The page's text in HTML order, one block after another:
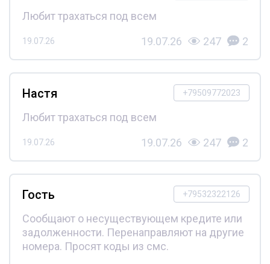
Любит трахаться под всем
19.07.26 19.07.26 247 2
+79509772023
Настя
Любит трахаться под всем
19.07.26 19.07.26 247 2
+79532322126
Гость
Сообщают о несуществующем кредите или
задолженности. Перенаправляют на другие
номера. Просят коды из смс.